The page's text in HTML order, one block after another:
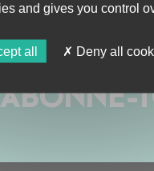
ABONNE-
and gives you control
all Deny all